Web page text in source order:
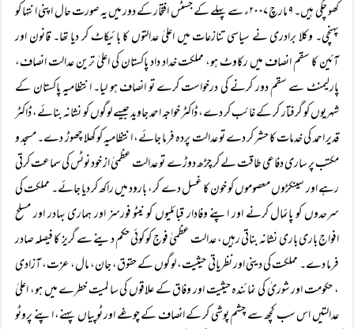
کھو چکی ہیں۔ ۹ مارچ ۲۰۰۷ء سے پہلے کے جسٹس افتخار کے دور میں یہ صورت حال اپنی انتہا کو
پہنچی۔ وکلا برادری نے سیاسی تنازعات میں اعلیٰ عدالتوں کا بائیکاٹ کر دیا تھا۔ قانون اور
آئین کا سقم انصاف میں رکاوٹ ہو، مملکت خداد داد پاکستان کی اعلیٰ ترین عدالت انصاف،
پارلیمنٹ سے سقم دور کرنے کی درخواست کرے تو انصاف ہو لیا۔ انتظامیہ پاکستان کے
شہریوں کو گرفتار کر کے غائب کر دے، ڈاکٹر خواجہ احمد جاوید جیسے لوگوں کو نشانہ بنائے، ڈاکٹر
قدیر احمد کی خدمات کا حشر کر دے تو عدالت پردہ فرما جائے، انتظامیہ کو کھلا چھوڑ دے۔ مسجد و
مکتب پر ساری دفاعی طاقت لے کر چڑھ دوڑے تو عدالت عظمیٰ از خود نوٹس کی سماعت کرتی
رہے اور سینکڑوں معصوموں کو خون کا غسل دے کر، بارود میں راکھ کر دیا جائے۔ مملکت کی
سرحدوں کو پائمال کرنے اور اپنے وفادار قبائلیوں کو نیٹو فورسز اور ہماری بہادر اور مسلح
افواج باری باری نشانہ بناتی رہیں، عدالت عظمیٰ فوج کو کوئی حکم دینے سے گریز کا فیصلہ صادر
فرما دے۔ مملکت کی دینی اور نظریاتی حیثیت، لوگوں کے حقوق، جان، مال، عزت، آزادی
، حکومت اور شوریٰ کی نمائندہ حیثیت اور وفاق کے علاقوں کی سا لمیت خطرے میں ہو، اعلیٰ
عدالتیں اس سب کچھ سے چشم پوشی کر کے انصاف کے چوغے اور ٹوپیاں پہنے، اپنے پروٹو